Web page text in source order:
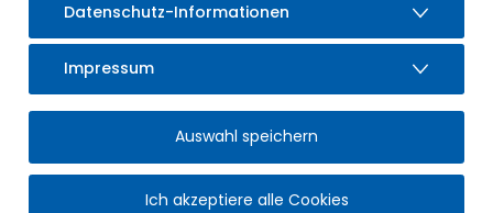
Datenschutz-Informationen
Impressum
Auswahl speichern
Ich akzeptiere alle Cookies